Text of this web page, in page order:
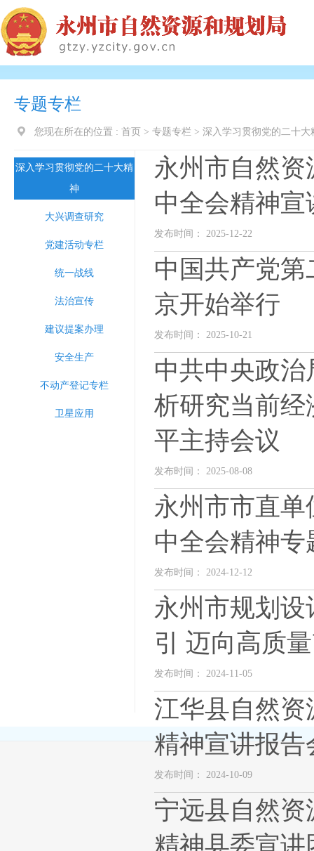
专题专栏
您现在所在的位置 : 首页 > 专题专栏 > 深入学习贯彻党的二十大
深入学习贯彻党的二十大精
神
大兴调查研究
党建活动专栏
统一战线
法治宣传
建议提案办理
安全生产
不动产登记专栏
卫星应用
永州市自然
中全会精神宣
发布时间： 2025-12-22
中国共产党
京开始举行
发布时间： 2025-10-21
中共中央政
析研究当前
平主持会议
发布时间： 2025-08-08
永州市市直
中全会精神
发布时间： 2024-12-12
永州市规划
引 迈向高质
发布时间： 2024-11-05
江华县自然
精神宣讲报告
发布时间： 2024-10-09
宁远县自然
精神县委宣讲